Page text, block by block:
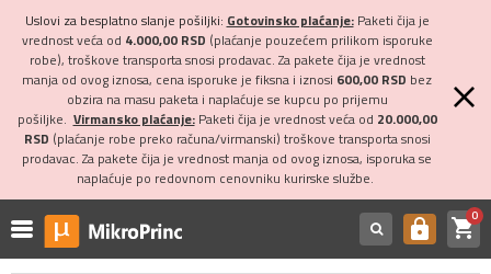
Uslovi za besplatno slanje pošiljki: Gotovinsko plaćanje:Paketi čija je
vrednost veća od 4.000,00 RSD (plaćanje pouzećem prilikom isporuke
robe), troškove transporta snosi prodavac. Za pakete čija je vrednost
manja od ovog iznosa, cena isporuke je fiksna i iznosi 600,00 RSD bez
obzira na masu paketa i naplaćuje se kupcu po prijemu
pošiljke. Virmansko plaćanje:Paketi čija je vrednost veća od 20.000,00
RSD (plaćanje robe preko računa/virmanski) troškove transporta snosi
prodavac. Za pakete čija je vrednost manja od ovog iznosa, isporuka se
naplaćuje po redovnom cenovniku kurirske službe.
https shopping_cart0